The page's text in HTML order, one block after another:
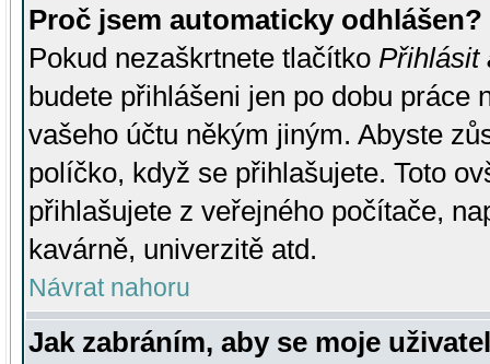
Proč jsem automaticky odhlášen?
Pokud nezaškrtnete tlačítko Přihlásit
budete přihlášeni jen po dobu práce
vašeho účtu někým jiným. Abyste
políčko, když se přihlašujete. Toto
přihlašujete z veřejného počítače,
kavárně, univerzitě atd.
Návrat nahoru
Jak zabráním, aby se moje